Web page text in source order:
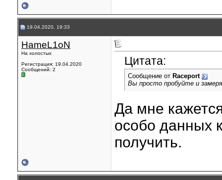
19.04.2020, 19:33
HameL1oN
На холостых
Регистрация: 19.04.2020
Сообщений: 2
Цитата:
Сообщение от Raceport
Вы просто пробуйте и
Да мне
особо данных
получить.